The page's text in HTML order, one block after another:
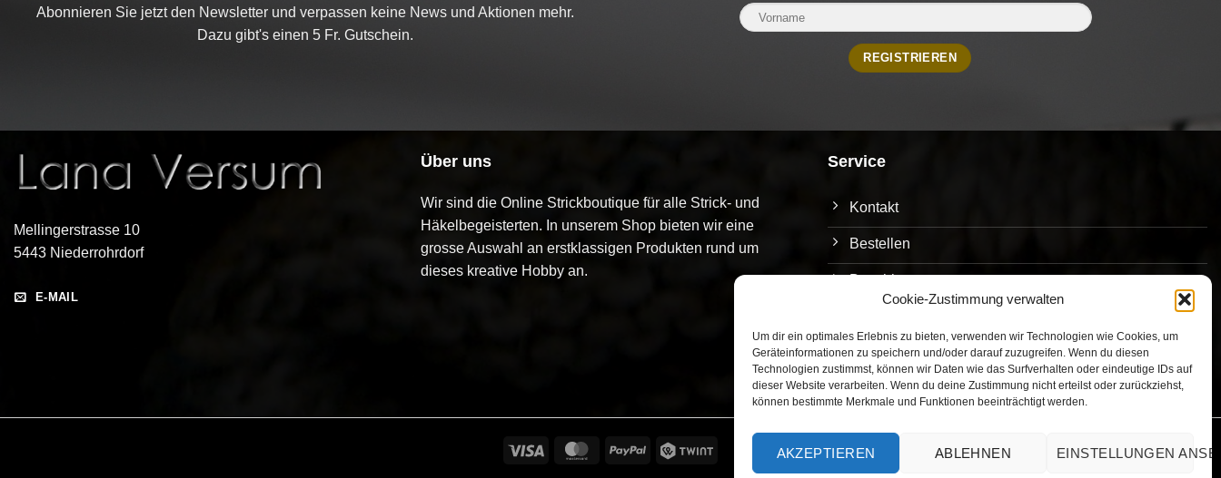
Cookie-Zustimmung verwalten
Um dir ein optimales Erlebnis zu bieten, verwenden wir Technologien wie Cookies, um
Geräteinformationen zu speichern und/oder darauf zuzugreifen. Wenn du diesen
Technologien zustimmst, können wir Daten wie das Surfverhalten oder eindeutige IDs auf
dieser Website verarbeiten. Wenn du deine Zustimmung nicht erteilst oder zurückziehst,
können bestimmte Merkmale und Funktionen beeinträchtigt werden.
AKZEPTIEREN ABLEHNEN EINSTELLUNGEN
Abonnieren Sie jetzt den Newsletter und verpassen keine News und Aktionen mehr.
Dazu gibt's einen 5 Fr. Gutschein.
Mellingerstrasse 10
5443 Niederrohrdorf
E-MAIL
Über uns
Wir sind die Online Strickboutique für alle Strick- und
Häkelbegeisterten. In unserem Shop bieten wir eine
grosse Auswahl an erstklassigen Produkten rund um
dieses kreative Hobby an.
Service
Kontakt
Bestellen
Bezahlen
Umtausch/Rückgabe
Visa MasterCardPayPal Twint